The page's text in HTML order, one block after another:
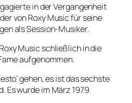
in der Vergangenheit
von Roxy Music für seine
als Session-Musiker.
Music schließlich in die
aufgenommen.
gehen, es ist das sechste
Es wurde im März 1979